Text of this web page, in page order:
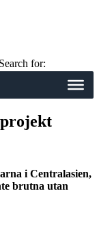
Search for:
i Centralasien,
brutna utan